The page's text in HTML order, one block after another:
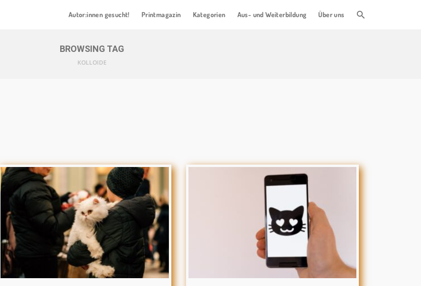
Autor:innen gesucht! Printmagazin Kategorien Aus- und Weiterbildung Über uns
BROWSING TAG
KOLLOIDE